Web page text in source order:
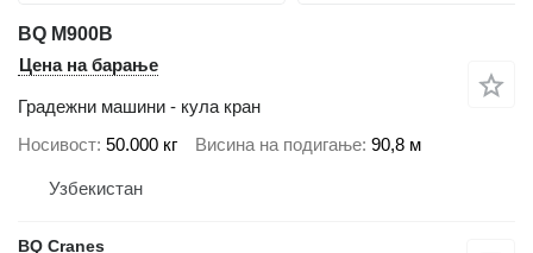
BQ M900B
Цена на барање
Градежни машини - кула кран
Носивост 50.000 кг Висина на подигање 90,8 м
Узбекистан
BQ Cranes